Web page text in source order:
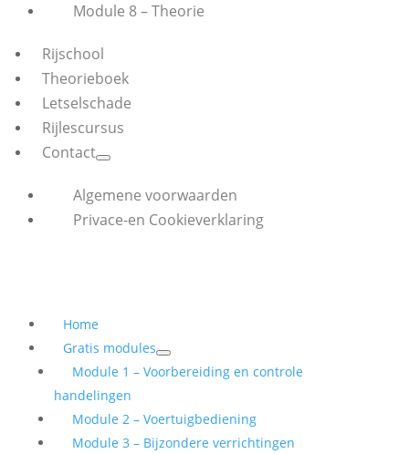
Module 8 – Theorie
Rijschool
Theorieboek
Letselschade
Rijlescursus
Contact
Algemene voorwaarden
Privace-en Cookieverklaring
Home
Gratis modules
Module 1 – Voorbereiding en controle
handelingen
Module 2 – Voertuigbediening
Module 3 – Bijzondere verrichtingen